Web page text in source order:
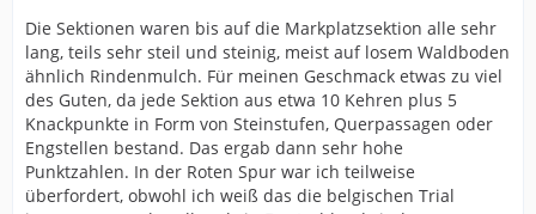
Die Sektionen waren bis auf die Markplatzsektion alle sehr
lang, teils sehr steil und steinig, meist auf losem Waldboden
ähnlich Rindenmulch. Für meinen Geschmack etwas zu viel
des Guten, da jede Sektion aus etwa 10 Kehren plus 5
Knackpunkte in Form von Steinstufen, Querpassagen oder
Engstellen bestand. Das ergab dann sehr hohe
Punktzahlen. In der Roten Spur war ich teilweise
überfordert, obwohl ich weiß das die belgischen Trial